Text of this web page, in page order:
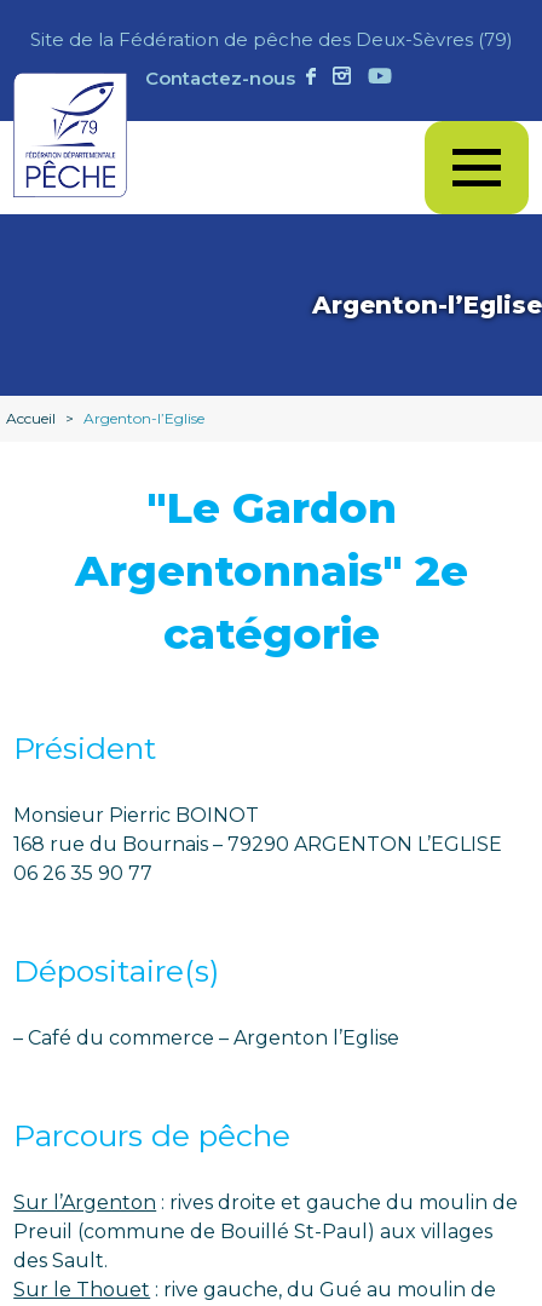
Site de la Fédération de pêche des Deux-Sèvres (79)
Contactez-nous
Argenton-l’Eglise
Accueil > Argenton-l’Eglise
"Le Gardon
Argentonnais" 2e
catégorie
Président
Monsieur Pierric BOINOT
168 rue du Bournais – 79290 ARGENTON L’EGLISE
06 26 35 90 77
Dépositaire(s)
– Café du commerce – Argenton l’Eglise
Parcours de pêche
Sur l’Argenton : rives droite et gauche du moulin de
Preuil (commune de Bouillé St-Paul) aux villages
des Sault.
Sur le Thouet : rive gauche, du Gué au moulin de